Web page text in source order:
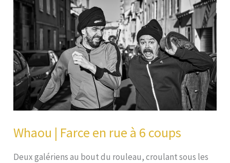
Whaou | Farce en rue à 6 coups
Deux galériens au bout du rouleau, croulant sous les